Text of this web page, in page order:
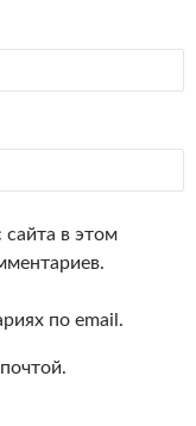
в этом
по email.